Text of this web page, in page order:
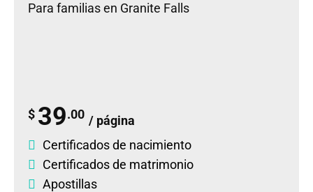
Para familias en Granite Falls
$ 39.00 / página
Certificados de nacimiento
Certificados de matrimonio
Apostillas